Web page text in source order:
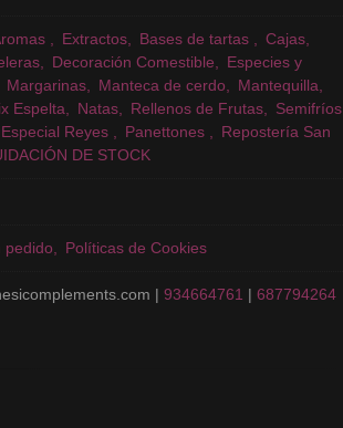
Extractos Bases de tartas
Cajas
Decoración Comestible
Especies y
Margarinas Manteca de cerdo
Mantequilla
Espelta Natas Rellenos de Frutas
Semifríos
Especial Reyes Panettones
Repostería San
DE STOCK
pedido Políticas de Cookies
| 934664761 | 687794264